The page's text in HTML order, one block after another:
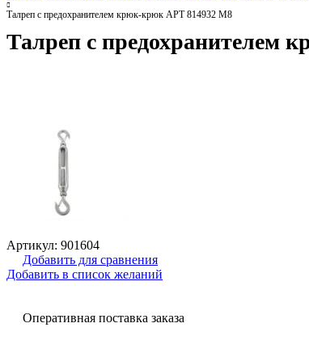
Талреп c предохранителем крюк-крюк АРТ 814932 M8
Талреп c предохранителем
Артикул: 901604
Добавить для сравнения
Добавить в список желаний
Оперативная поставка заказа